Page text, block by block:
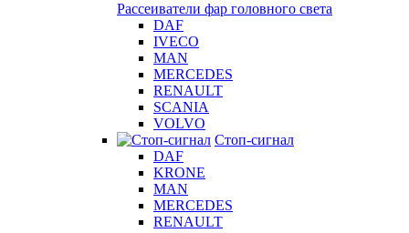
Рассеиватели фар головного света
DAF
IVECO
MAN
MERCEDES
RENAULT
SCANIA
VOLVO
Стоп-сигнал
DAF
KRONE
MAN
MERCEDES
RENAULT